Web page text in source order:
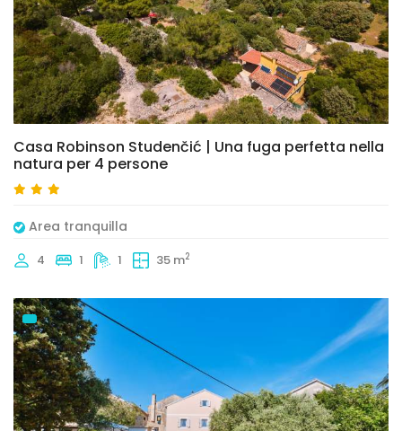
Casa Robinson Studenčić | Una fuga perfetta nella
natura per 4 persone
Area tranquilla
4 1 1 35 m2